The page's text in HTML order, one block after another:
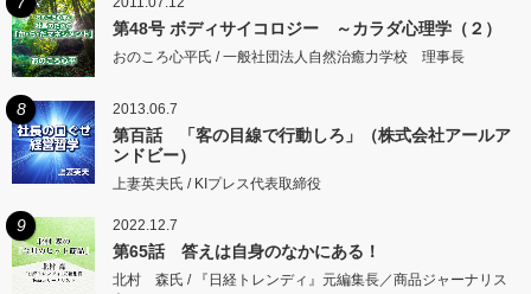
第48号 ボディサイコロジー ～カラダ心理学（２）
おのころ心平氏 / 一般社団法人自然治癒力学校 理事長
8 2013.06.7
第百話 「客の目線で行動しろ」（株式会社アールア
ンドビー）
上妻英夫氏 / KIプレス代表取締役
9 2022.12.7
第65話 答えは自身のなかにある！
北村 森氏 / 『日経トレンディ』元編集長／商品ジャーナリス